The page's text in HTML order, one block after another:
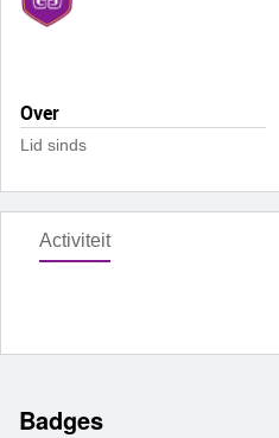
Over
Lid sinds
Activiteit
Badges